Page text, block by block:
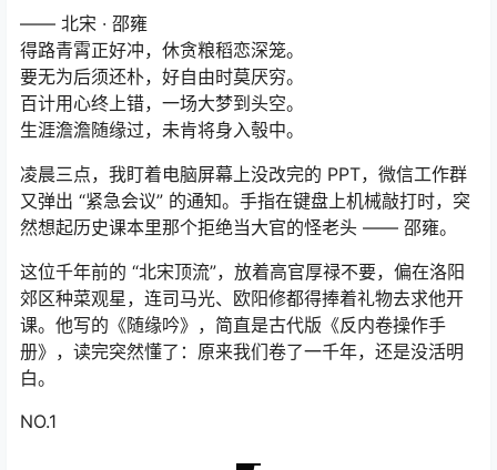
—— 北宋 · 邵雍
得路青霄正好冲，休贪粮稻恋深笼。
要无为后须还朴，好自由时莫厌穷。
百计用心终上错，一场大梦到头空。
生涯澹澹随缘过，未肯将身入彀中。
凌晨三点，我盯着电脑屏幕上没改完的 PPT，微信工作群
又弹出 “紧急会议” 的通知。手指在键盘上机械敲打时，突
然想起历史课本里那个拒绝当大官的怪老头 —— 邵雍。
这位千年前的 “北宋顶流”，放着高官厚禄不要，偏在洛阳
郊区种菜观星，连司马光、欧阳修都得捧着礼物去求他开
课。他写的《随缘吟》，简直是古代版《反内卷操作手
册》，读完突然懂了：原来我们卷了一千年，还是没活明
白。
NO.1